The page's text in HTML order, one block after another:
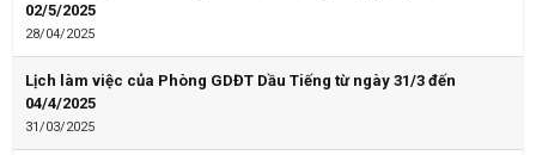
02/5/2025
28/04/2025
Lịch làm việc của Phòng GDĐT Dầu Tiếng từ ngày 31/3 đến
04/4/2025
31/03/2025